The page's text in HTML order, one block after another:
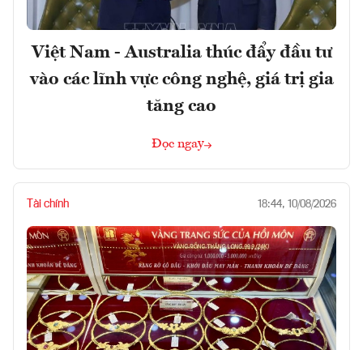
Việt Nam - Australia thúc đẩy đầu tư
vào các lĩnh vực công nghệ, giá trị gia
tăng cao
Đọc ngay
Tài chính 18:44, 10/08/2026